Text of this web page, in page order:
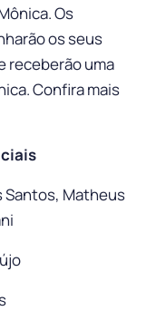
Os
os seus
receberão uma
Confira mais
Santos, Matheus